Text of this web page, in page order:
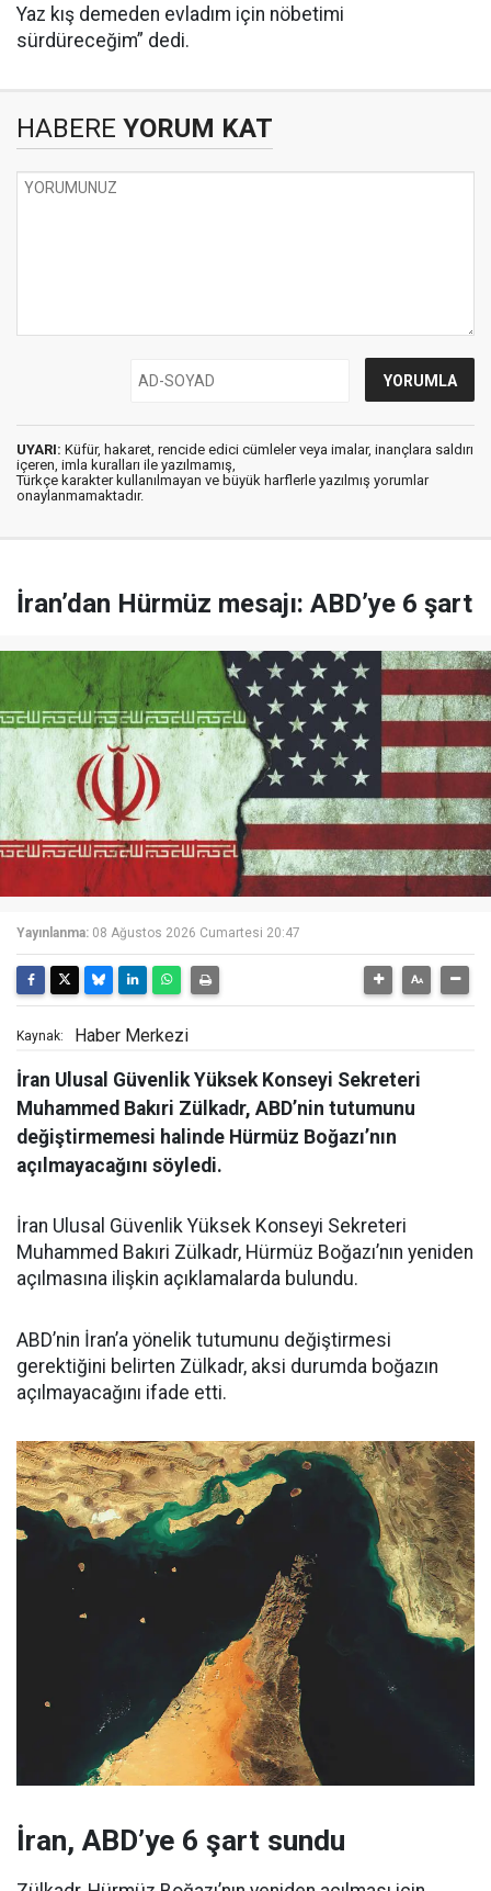
Yaz kış demeden evladım için nöbetimi
sürdüreceğim” dedi.
HABERE YORUM KAT
UYARI: Küfür, hakaret, rencide edici cümleler veya imalar, inançlara saldırı
içeren, imla kuralları ile yazılmamış,
Türkçe karakter kullanılmayan ve büyük harflerle yazılmış yorumlar
onaylanmamaktadır.
İran’dan Hürmüz mesajı: ABD’ye 6 şart
Yayınlanma: 08 Ağustos 2026 Cumartesi 20:47
Kaynak: Haber Merkezi
İran Ulusal Güvenlik Yüksek Konseyi Sekreteri
Muhammed Bakıri Zülkadr, ABD’nin tutumunu
değiştirmemesi halinde Hürmüz Boğazı’nın
açılmayacağını söyledi.
İran Ulusal Güvenlik Yüksek Konseyi Sekreteri
Muhammed Bakıri Zülkadr, Hürmüz Boğazı’nın yeniden
açılmasına ilişkin açıklamalarda bulundu.
ABD’nin İran’a yönelik tutumunu değiştirmesi
gerektiğini belirten Zülkadr, aksi durumda boğazın
açılmayacağını ifade etti.
İran, ABD’ye 6 şart sundu